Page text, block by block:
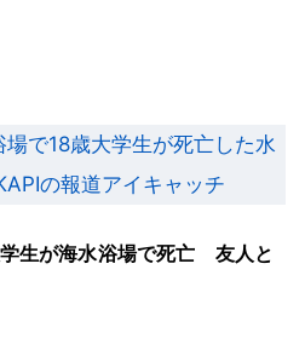
学生が海水浴場で死亡 友人と